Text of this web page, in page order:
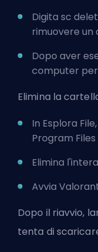
Digita sc
rimuovere un
Dopo aver
computer
Elimina la
In Esplora
Program
Elimina
Avvia
Dopo il riavvio,
tenta di